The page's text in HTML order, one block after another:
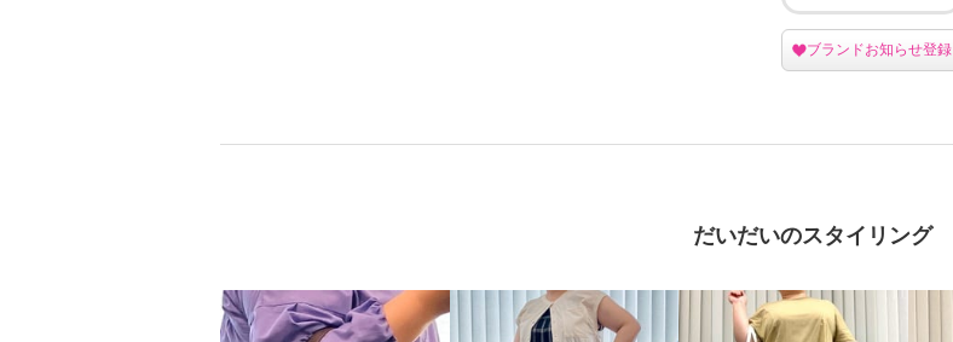
ブランドお知らせ登録
だいだいのスタイリング